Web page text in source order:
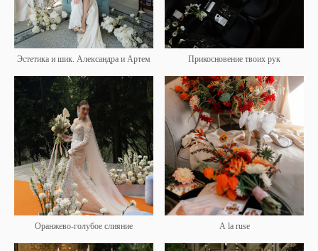
Эстетика и шик. Александра и Артем Прикосновение твоих рук
Оранжево-голубое слияние A la ruse